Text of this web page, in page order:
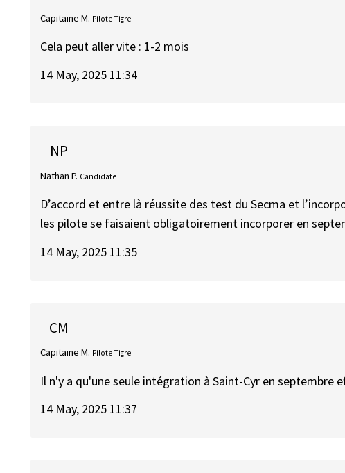
Capitaine M. Pilote Tigre
Cela peut aller vite : 1-2 mois
14 May, 2025 11:34
NP
Nathan P. Candidate
D’accord et entre là réussite des test du Secma et
les pilote se faisaient obligatoirement incorporer en
14 May, 2025 11:35
CM
Capitaine M. Pilote Tigre
Il n'y a qu'une seule intégration à Saint-Cyr en septembre
14 May, 2025 11:37